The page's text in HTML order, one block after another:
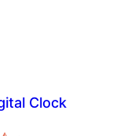
Clock